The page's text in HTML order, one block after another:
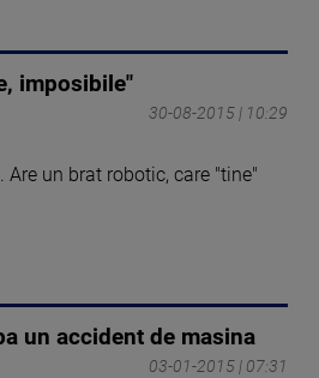
imposibile"
30-08-2015 | 10:29
un brat robotic, care "tine"
un accident de masina
03-01-2015 | 07:31